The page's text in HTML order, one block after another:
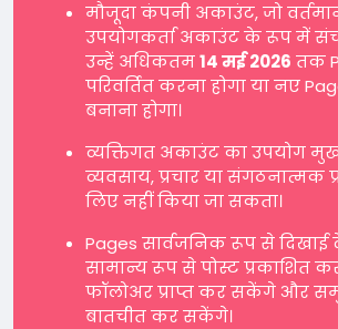
मौजूदा कंपनी अकाउंट, जो
उपयोगकर्ता अकाउंट के रूप में
उन्हें अधिकतम14 मई 2026 तक
परिवर्तित करना होगा या नए
बनाना होगा।
व्यक्तिगत अकाउंट का उपयोग
व्यवसाय, प्रचार या संगठनात्मक
लिए नहीं किया जा सकता।
Pages सार्वजनिक रूप से
सामान्य रूप से पोस्ट प्रकाशित
फॉलोअर प्राप्त कर सकेंगे और
बातचीत कर सकेंगे।